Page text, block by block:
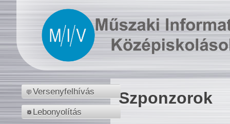
Versenyfelhívás
Lebonyolítás
Szponzorok